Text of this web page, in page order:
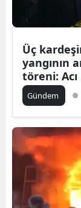
Üç
yangının
töreni:
kenetlendi
Gündem